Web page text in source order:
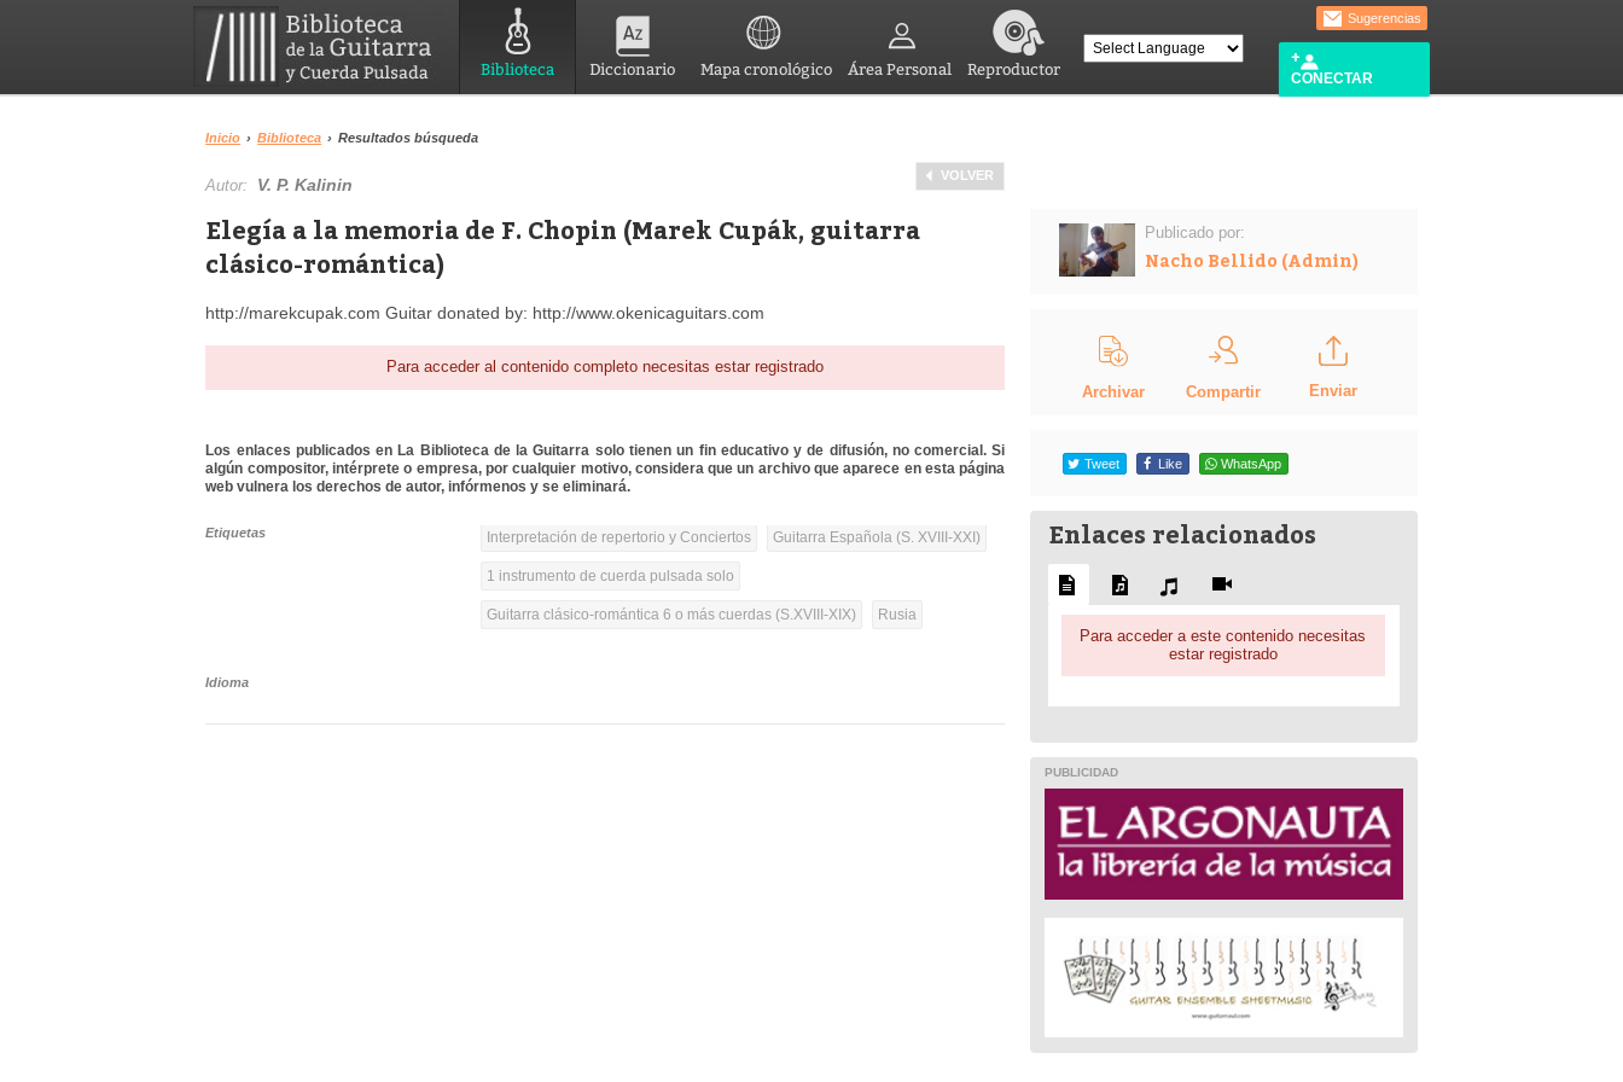
Biblioteca Diccionario Mapa cronológico Área Personal Reproductor
Sugerencias
CONECTAR
Inicio › Biblioteca › Resultados búsqueda
VOLVER
Autor: V. P. Kalinin
Elegía a la memoria de F. Chopin (Marek Cupák, guitarra
clásico-romántica)
http://marekcupak.com Guitar donated by: http://www.okenicaguitars.com
Para acceder al contenido completo necesitas estar registrado
Los enlaces publicados en La Biblioteca de la Guitarra solo tienen un fin educativo y de difusión, no comercial. Si
algún compositor, intérprete o empresa, por cualquier motivo, considera que un archivo que aparece en esta página
web vulnera los derechos de autor, infórmenos y se eliminará.
Etiquetas Interpretación de repertorio y Conciertos Guitarra Española (S. XVIII-XXI)
1 instrumento de cuerda pulsada solo
Guitarra clásico-romántica 6 o más cuerdas (S.XVIII-XIX) Rusia
Idioma
Publicado por:
Nacho Bellido (Admin)
Archivar Compartir Enviar
Tweet Like WhatsApp
Enlaces relacionados
Para acceder a este contenido necesitas
estar registrado
PUBLICIDAD